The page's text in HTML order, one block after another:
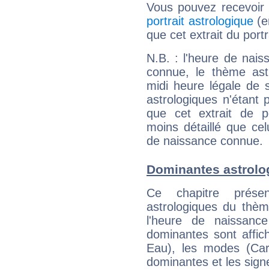
Vous pouvez
portrait astrologique
que cet extrait du
N.B. : l'heure de
connue, le thème
midi heure légale de
astrologiques n'étant
que cet extrait de
moins détaillé que
de naissance connue.
Dominantes
Ce chapitre
astrologiques du
l'heure de
dominantes sont
Eau), les modes
dominantes et les